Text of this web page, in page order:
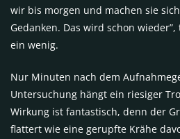
wir bis morgen und machen sie
Gedanken. Das wird schon
ein wenig.
Nur Minuten nach dem
Untersuchung hängt ein riesiger
Wirkung ist fantastisch, denn der
flattert wie eine gerupfte Krähe